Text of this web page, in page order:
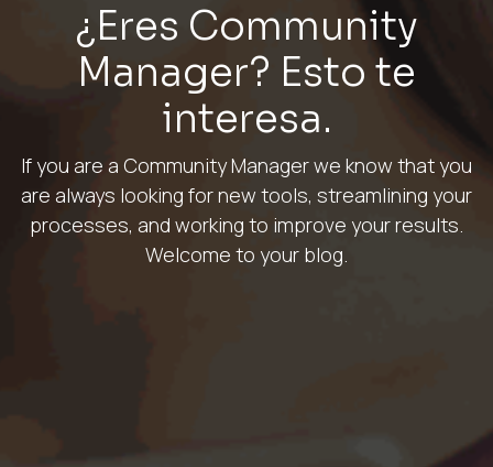
¿Eres Community
Manager? Esto te
interesa.
If you are a Community Manager we know that you
are always looking for new tools, streamlining your
processes, and working to improve your results.
Welcome to your blog.